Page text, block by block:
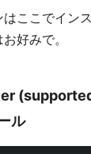
ここでイン
好みで。
ル